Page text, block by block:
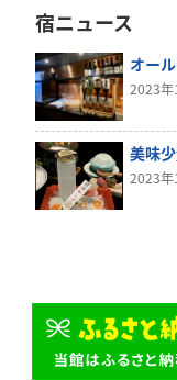
宿ニュース
オー
2023年
美味
2023年